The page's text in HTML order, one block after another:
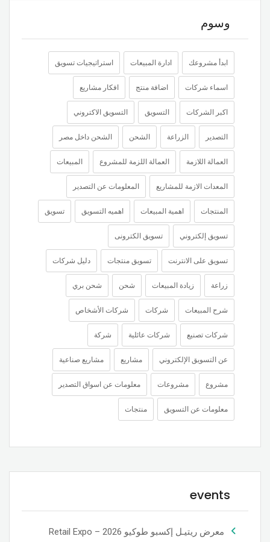
وسوم
ابدأ مشروعك ادارة المبيعات استراتيجيات تسويق
اسماء شركات اضافة منتج افكار مشاريع
اكبر الشركات التسويق التسويق الاكتروني
التصدير الزراعة الشحن الشحن داخل مصر
العمالة اللازمة العمالة اللزمة للمشروع المبيعات
المعدات الازمة للمشاريع المعلومات عن التصدير
المنتجات اهمية المبيعات اهميه التسويق تسويق
تسويق إلكتروني تسويق الكترونى
تسويق على الانترنت تسويق منتجات دليل شركات
زراعة زيادة المبيعات شحن شحن بري
شرح المبيعات شركات شركات الأشخاص
شركات تصنيع شركات عائلية شركة
عن التسويق الإلكتروني مشاريع مشاريع صناعية
مشروع مشروعات معلومات عن اسواق التصدير
معلومات عن التسويق منتجات
events
معرض ريتيـل إكسبو طوكيو 2026 – Retail Expo